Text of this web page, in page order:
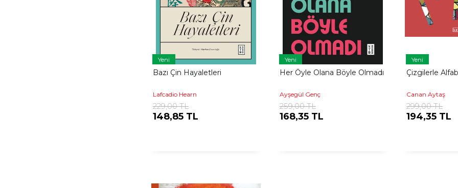
Yeni
Bazı Çin Hayaletleri
Lafcadio Hearn
229,00 TL
148,85 TL
Yeni
Her Öyle Olana Böyle Olmadı
Ayşegül Genç
259,00 TL
168,35 TL
Yeni
Çizgilerle
Canan Aytaş
299,00 TL
194,35 TL